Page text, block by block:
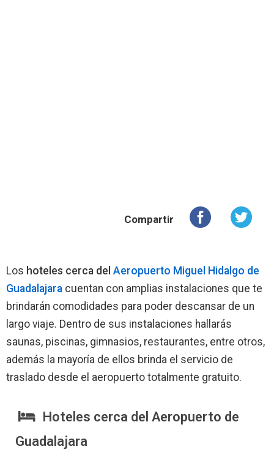
Compartir
Los hoteles cerca del Aeropuerto Miguel Hidalgo de
Guadalajara cuentan con amplias instalaciones que te
brindarán comodidades para poder descansar de un
largo viaje. Dentro de sus instalaciones hallarás
saunas, piscinas, gimnasios, restaurantes, entre otros,
además la mayoría de ellos brinda el servicio de
traslado desde el aeropuerto totalmente gratuito.
Hoteles cerca del Aeropuerto de
Guadalajara